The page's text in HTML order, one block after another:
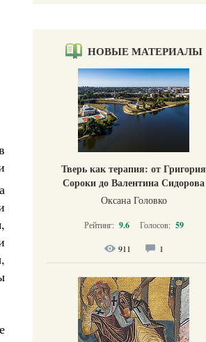
НОВЫЕ МАТЕРИАЛЫ
Тверь как терапия: от Григория
Сороки до Валентина Сидорова
Оксана Головко
Рейтинг: 9.6 Голосов: 59
911 1